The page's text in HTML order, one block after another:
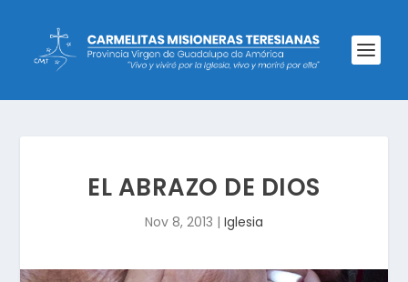
EL ABRAZO DE DIOS
Nov 8, 2013 | Iglesia